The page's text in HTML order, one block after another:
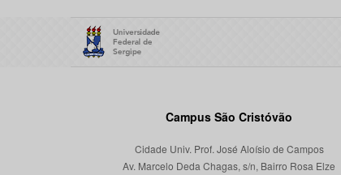
Campus São Cristóvão
Cidade Univ. Prof. José Aloísio de Campos
Av. Marcelo Deda Chagas, s/n, Bairro Rosa Elze